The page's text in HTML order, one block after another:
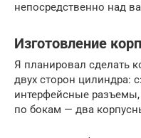
непосредственно над
Изготовление
Я планировал сделать
двух сторон цилиндра:
интерфейсные
по бокам — два